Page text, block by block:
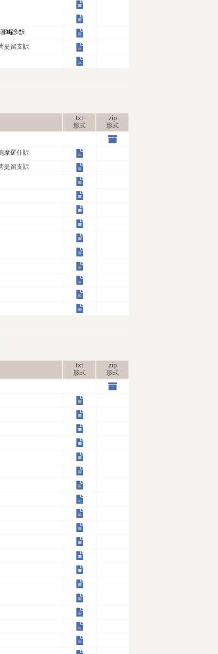
提留支訳
txt
形式
zip
形式
摩羅什訳
提留支訳
txt
形式
zip
形式